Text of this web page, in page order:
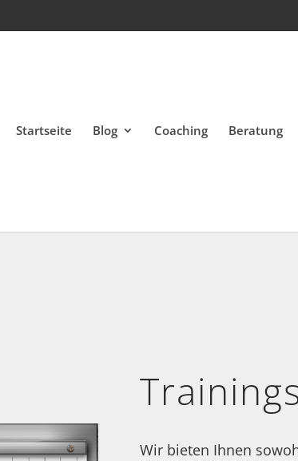
Startseite Blog Coaching Beratung
Wir bieten Ihnen